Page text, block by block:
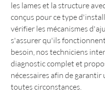
les lames et la structure
conçus pour ce type
vérifier les mécanismes
s'assurer qu'ils
besoin, nos techniciens
diagnostic complet et
nécessaires afin de
toutes circonstances.